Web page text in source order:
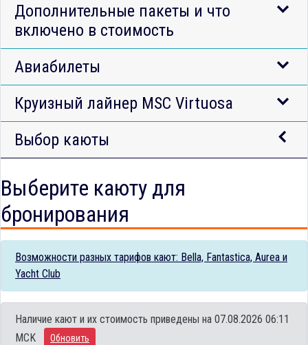
Дополнительные пакеты и что
включено в стоимость
Авиабилеты
Круизный лайнер MSC Virtuosa
Выбор каюты
Выберите каюту для
бронирования
Возможности разных тарифов кают: Bella, Fantastica, Aurea и
Yacht Club
Наличие кают и их стоимость приведены на 07.08.2026 06:11
MCK
Обновить